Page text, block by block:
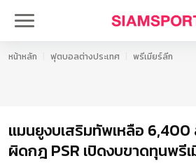
หน้าหลัก ฟุตบอลต่างประเทศ พรีเมียร์ลีก
แมนยูงบเสริมทัพเหลือ 6,400
ผิดกฎ PSR เปิดงบขาดทุนพรี